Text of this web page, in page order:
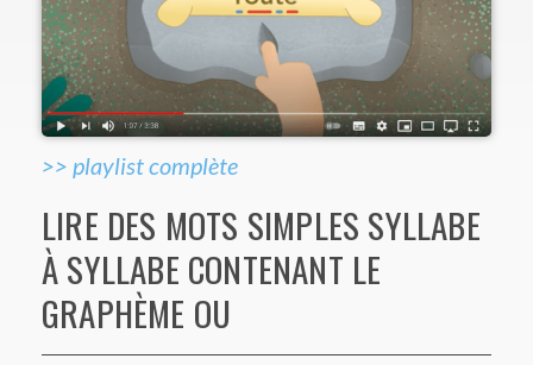
>> playlist complète
LIRE DES MOTS SIMPLES SYLLABE
À SYLLABE CONTENANT LE
GRAPHÈME OU